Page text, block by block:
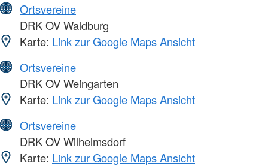
Ortsvereine
DRK OV Waldburg
Karte: Link zur Google Maps Ansicht
Ortsvereine
DRK OV Weingarten
Karte: Link zur Google Maps Ansicht
Ortsvereine
DRK OV Wilhelmsdorf
Karte: Link zur Google Maps Ansicht